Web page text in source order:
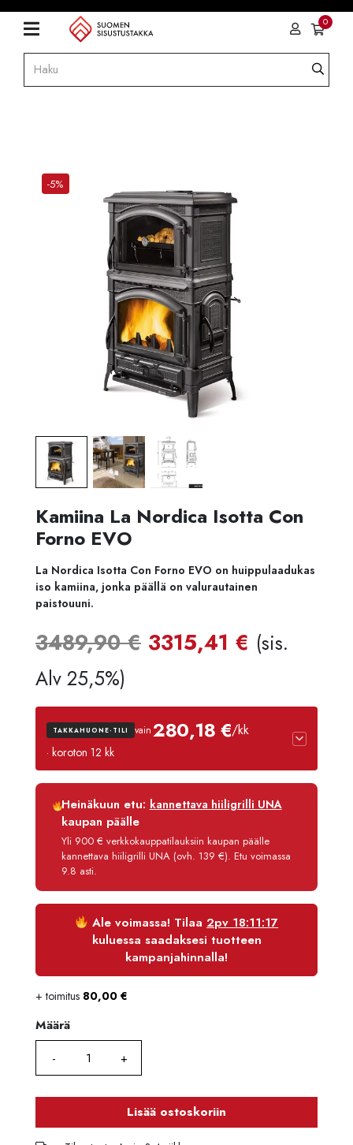
0
-5%
Kamiina La Nordica Isotta Con
Forno EVO
La Nordica Isotta Con Forno EVO on huippulaadukas
iso kamiina, jonka päällä on valurautainen
paistouuni.
3489,90€ Alkuperäinen
oli:
3489,90 €.
3315,41 €
on:
(sis.
Alv 25,5%)
TAKKAHUONE-TILI vain280,18 €/kk
· koroton 12 kk
Luottoaika
12 kk
Korko
Käsittelymaksu
3,90 €/kk
Maksettava yhteensä
3 362,21 €
Heinäkuun etu: kannettava hiiligrilli UNA
kaupan päälle
Yli 900 € verkkokauppatilauksiin kaupan päälle
kannettava hiiligrilli UNA (ovh. 139 €). Etu voimassa
9.8 asti.
Ale voimassa! Tilaa2pv 18:11:17
kuluessa saadaksesi tuotteen
kampanjahinnalla!
+ toimitus 80,00 €
Määrä
Määrä
Lisää ostoskoriin